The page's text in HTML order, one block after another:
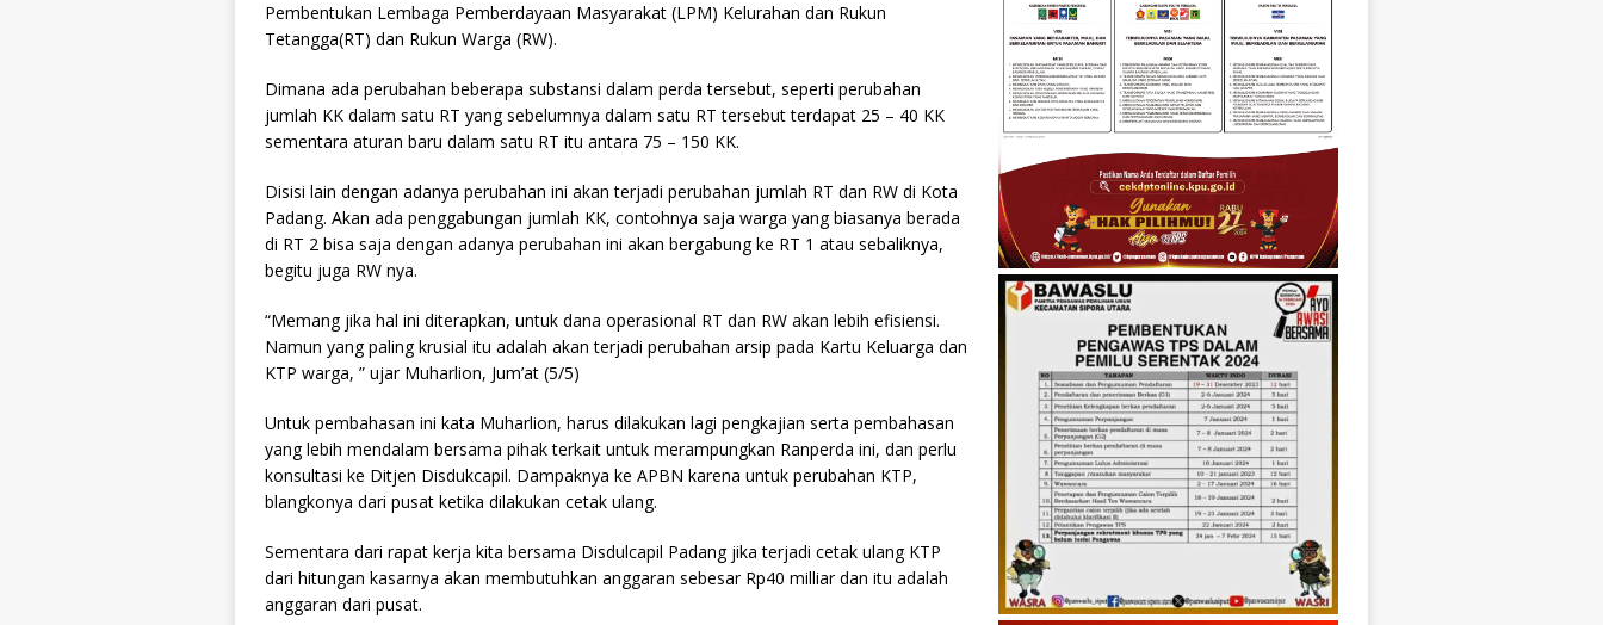
Pembentukan Lembaga Pemberdayaan Masyarakat (LPM) Kelurahan dan Rukun
Tetangga(RT) dan Rukun Warga (RW).
Dimana ada perubahan beberapa substansi dalam perda tersebut, seperti perubahan
jumlah KK dalam satu RT yang sebelumnya dalam satu RT tersebut terdapat 25 – 40 KK
sementara aturan baru dalam satu RT itu antara 75 – 150 KK.
Disisi lain dengan adanya perubahan ini akan terjadi perubahan jumlah RT dan RW di Kota
Padang. Akan ada penggabungan jumlah KK, contohnya saja warga yang biasanya berada
di RT 2 bisa saja dengan adanya perubahan ini akan bergabung ke RT 1 atau sebaliknya,
begitu juga RW nya.
“Memang jika hal ini diterapkan, untuk dana operasional RT dan RW akan lebih efisiensi.
Namun yang paling krusial itu adalah akan terjadi perubahan arsip pada Kartu Keluarga dan
KTP warga, ” ujar Muharlion, Jum’at (5/5)
Untuk pembahasan ini kata Muharlion, harus dilakukan lagi pengkajian serta pembahasan
yang lebih mendalam bersama pihak terkait untuk merampungkan Ranperda ini, dan perlu
konsultasi ke Ditjen Disdukcapil. Dampaknya ke APBN karena untuk perubahan KTP,
blangkonya dari pusat ketika dilakukan cetak ulang.
Sementara dari rapat kerja kita bersama Disdulcapil Padang jika terjadi cetak ulang KTP
dari hitungan kasarnya akan membutuhkan anggaran sebesar Rp40 milliar dan itu adalah
anggaran dari pusat.